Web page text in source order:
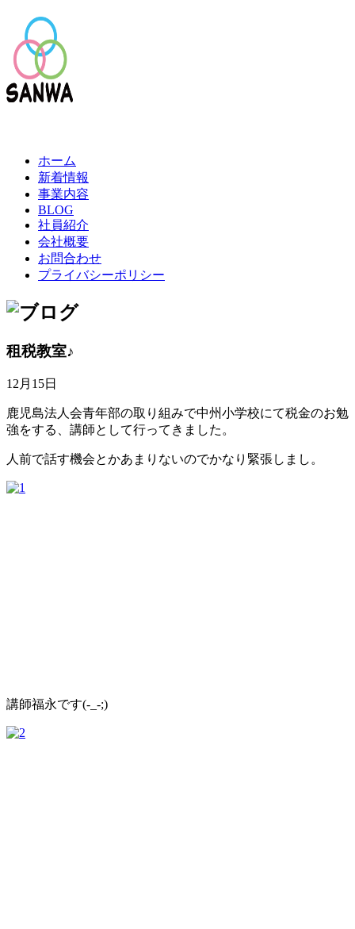
ホーム
新着情報
事業内容
BLOG
社員紹介
会社概要
お問合わせ
プライバシーポリシー
租税教室♪
12月15日
鹿児島法人会青年部の取り組みで中州小学校にて税金のお勉
強をする、講師として行ってきました。
人前で話す機会とかあまりないのでかなり緊張しまし。
講師福永です(-_-;)